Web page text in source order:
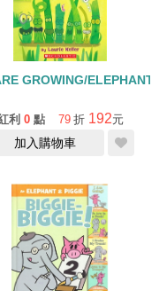
PIGGIE LIKE READING/
GROWING/
利 0 點 79 折 192元
加入購物車